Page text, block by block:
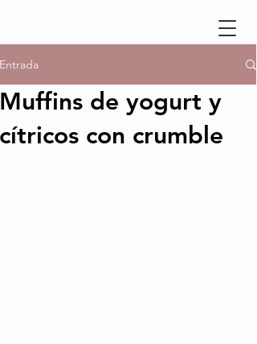
Entrada
Muffins de yogurt y
cítricos con crumble